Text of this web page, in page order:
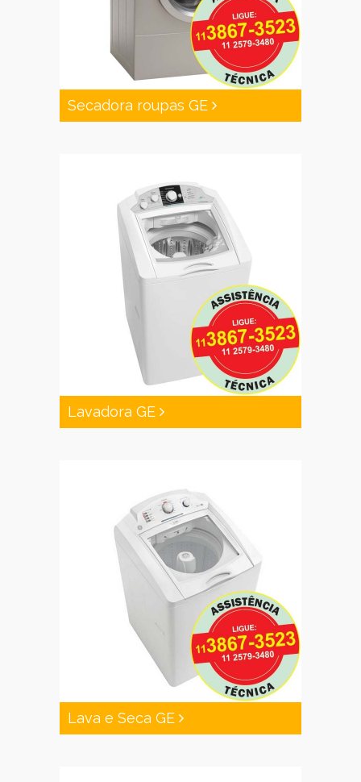
Secadora roupas GE
Lavadora GE
Lava e Seca GE